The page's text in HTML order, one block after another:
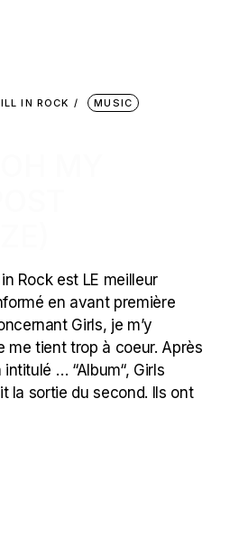
IN ROCK
MUSIC
Rock est LE meilleur
en avant première
Girls, je m’y
me tient trop à coeur. Après
… “Album“, Girls
la sortie du second. Ils ont